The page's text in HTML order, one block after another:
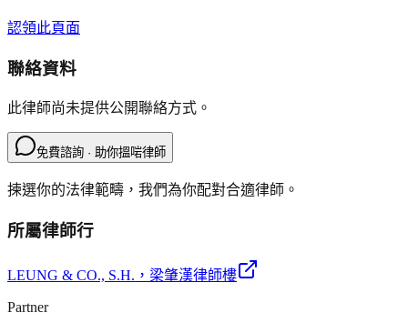
認領此頁面
聯絡資料
此律師尚未提供公開聯絡方式。
免費諮詢 · 助你搵啱律師
揀選你的法律範疇，我們為你配對合適律師。
所屬律師行
LEUNG & CO., S.H. ，梁肇漢律師樓
Partner